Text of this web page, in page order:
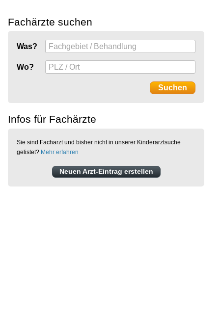
Fachärzte suchen
Was?
Wo?
Infos für Fachärzte
Sie sind Facharzt und bisher nicht in unserer Kinderarztsuche
gelistet? Mehr erfahren
Neuen Arzt-Eintrag erstellen